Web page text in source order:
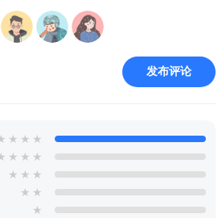
发布评论
★ ★ ★
★ ★ ★
★ ★ ★
★ ★
★